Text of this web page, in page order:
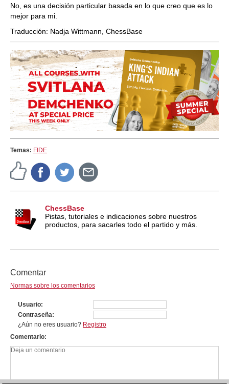
No, es una decisión particular basada en lo que creo que es lo
mejor para mi.
Traducción: Nadja Wittmann, ChessBase
Temas: FIDE
ChessBase
Pistas, tutoriales e indicaciones sobre nuestros
productos, para sacarles todo el partido y más.
Comentar
Normas sobre los comentarios
Usuario
Contraseña
¿Aún no eres usuario? Registro
Comentario